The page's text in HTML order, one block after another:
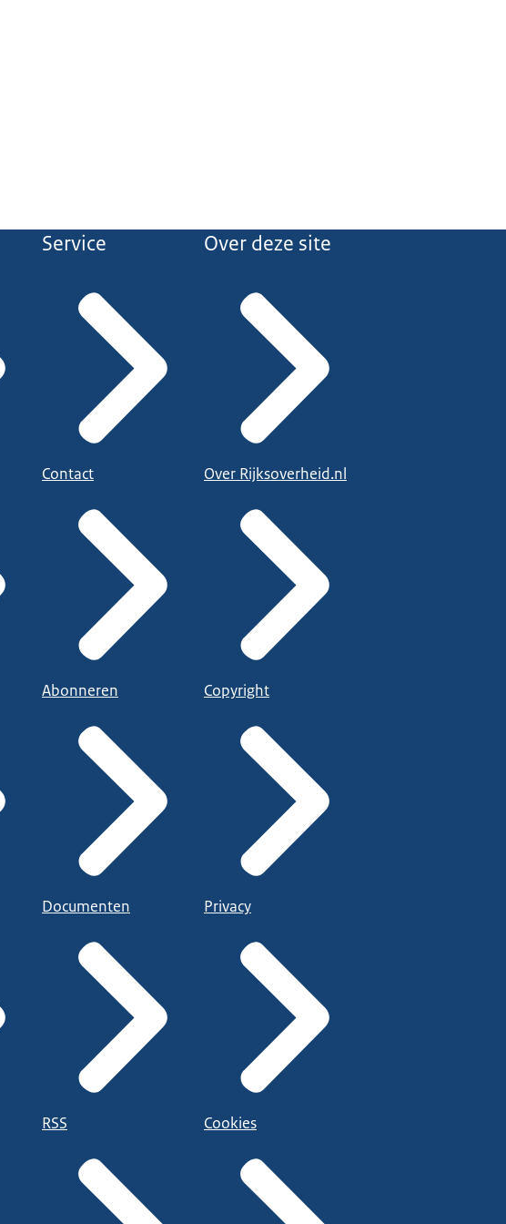
Service
Contact
Abonneren
Documenten
RSS
Over deze site
Over Rijksoverheid.nl
Copyright
Privacy
Cookies